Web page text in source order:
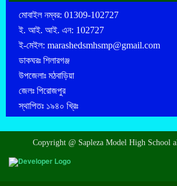
মোবাইল নম্বর: 01309-102727
ই. আই. আই. এন: 102727
ই-মেইল: marashedsmhsmp@gmail.com
ডাকঘরঃ শিলারগঞ্জ
উপজেলাঃ মঠবাড়িয়া
জেলঃ পিরোজপুর
স্থাপিতঃ ১৯৪০ খ্রিঃ
Copyright @ Sapleza Model High School